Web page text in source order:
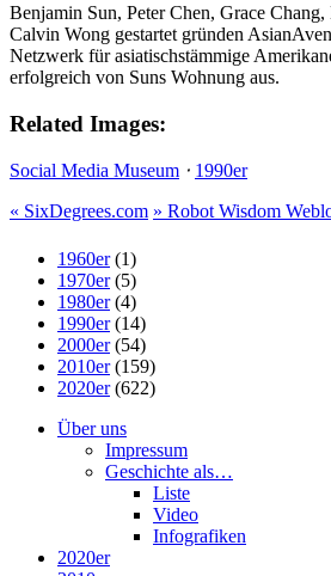
Benjamin Sun, Peter Chen, Grace
Calvin Wong gestartet gründen
Netzwerk für asiatischstämmige
erfolgreich von Suns Wohnung aus.
Related Images:
Social Media Museum ⋅ 1990er
« SixDegrees.com » Robot Wisdom
1960er(1)
1970er(5)
1980er(4)
1990er(14)
2000er(54)
2010er(159)
2020er(622)
Über uns
Impressum
Geschichte als…
Liste
Video
Infografiken
2020er